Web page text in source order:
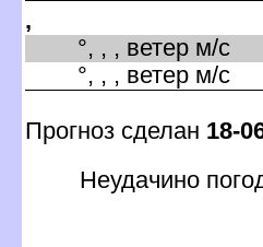
,
°, , , ветер м/с
°, , , ветер м/с
Прогноз сделан 18-
Неудачино